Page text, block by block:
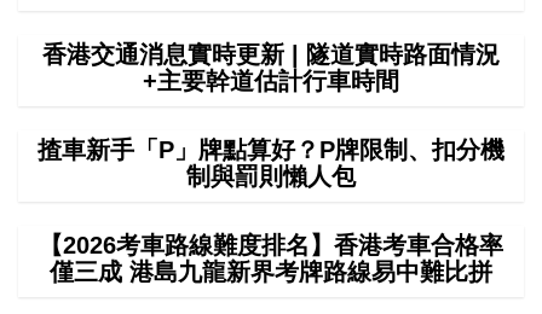
香港交通消息實時更新 | 隧道實時路面情況
+主要幹道估計行車時間
揸車新手「P」牌點算好？P牌限制、扣分機
制與罰則懶人包
【2026考車路線難度排名】香港考車合格率
僅三成 港島九龍新界考牌路線易中難比拼